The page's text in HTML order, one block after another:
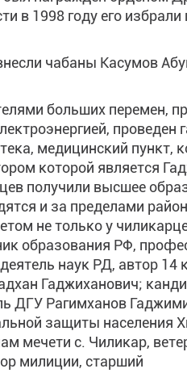
в 1998 году его избрали
чабаны Касумов
больших перемен,
проведен
медицинский пункт,
которой является
получили высшее
и за пределами
не только у
образования РФ,
наук РД, автор 14
Гаджиханович;
ДГУ Рагимханов
защиты населения
мечети с. Чиликар,
милиции, старший